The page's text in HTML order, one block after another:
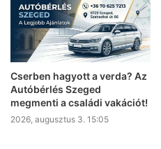
Cserben hagyott a verda? Az
Autóbérlés Szeged
megmenti a családi vakációt!
2026, augusztus 3. 15:05